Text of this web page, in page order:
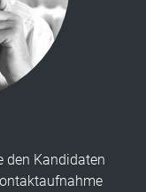
den Kandidaten